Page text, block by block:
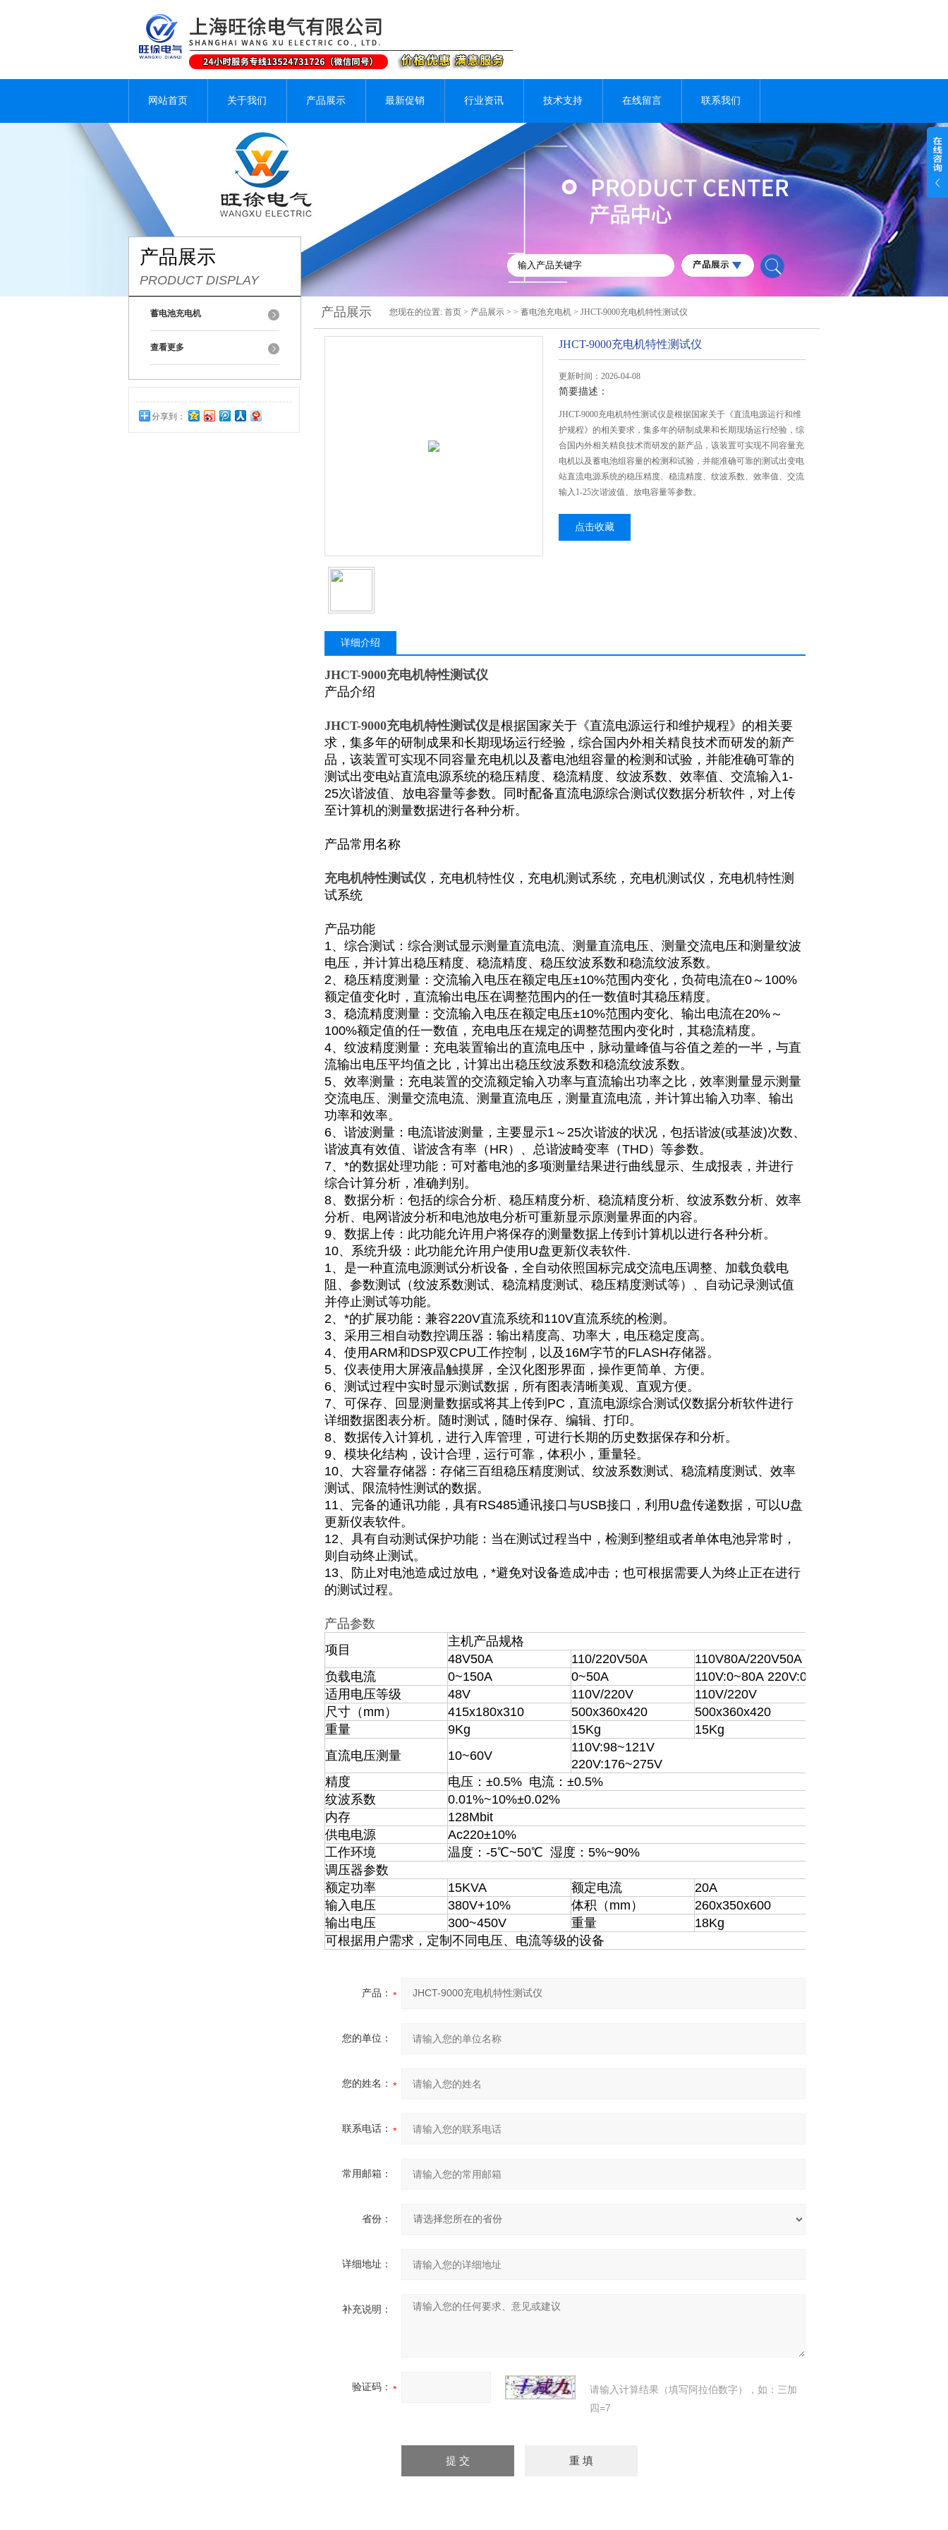
网站首页 关于我们 产品展示 最新促销 行业资讯 技术支持 在线留言 联系我们
产品展示
PRODUCT DISPLAY
蓄电池充电机
查看更多
分享到：
产品展示 您现在的位置: 首页 > 产品展示 > > 蓄电池充电机 > JHCT-9000充电机特性测试仪
JHCT-9000充电机特性测试仪
更新时间：2026-04-08
简要描述：
JHCT-9000充电机特性测试仪是根据国家关于《直流电源运行和维
护规程》的相关要求，集多年的研制成果和长期现场运行经验，综
合国内外相关精良技术而研发的新产品，该装置可实现不同容量充
电机以及蓄电池组容量的检测和试验，并能准确可靠的测试出变电
站直流电源系统的稳压精度、稳流精度、纹波系数、效率值、交流
输入1-25次谐波值、放电容量等参数。
点击收藏
详细介绍
JHCT-9000充电机特性测试仪
产品介绍
JHCT-9000充电机特性测试仪是根据国家关于《直流电源运行和维护规程》的相关要
求，集多年的研制成果和长期现场运行经验，综合国内外相关精良技术而研发的新产
品，该装置可实现不同容量充电机以及蓄电池组容量的检测和试验，并能准确可靠的
测试出变电站直流电源系统的稳压精度、稳流精度、纹波系数、效率值、交流输入1-
25次谐波值、放电容量等参数。同时配备直流电源综合测试仪数据分析软件，对上传
至计算机的测量数据进行各种分析。
产品常用名称
充电机特性测试仪 ，充电机特性仪，充电机测试系统，充电机测试仪，充电机特性测
试系统
产品功能
1、综合测试：综合测试显示测量直流电流、测量直流电压、测量交流电压和测量纹波
电压，并计算出稳压精度、稳流精度、稳压纹波系数和稳流纹波系数。
2、稳压精度测量：交流输入电压在额定电压±10%范围内变化，负荷电流在0～100%
额定值变化时，直流输出电压在调整范围内的任一数值时其稳压精度。
3、稳流精度测量：交流输入电压在额定电压±10%范围内变化、输出电流在20%～
100%额定值的任一数值，充电电压在规定的调整范围内变化时，其稳流精度。
4、纹波精度测量：充电装置输出的直流电压中，脉动量峰值与谷值之差的一半，与直
流输出电压平均值之比，计算出出稳压纹波系数和稳流纹波系数。
5、效率测量：充电装置的交流额定输入功率与直流输出功率之比，效率测量显示测量
交流电压、测量交流电流、测量直流电压，测量直流电流，并计算出输入功率、输出
功率和效率。
6、谐波测量：电流谐波测量，主要显示1～25次谐波的状况，包括谐波(或基波)次数、
谐波真有效值、谐波含有率（HR）、总谐波畸变率（THD）等参数。
7、*的数据处理功能：可对蓄电池的多项测量结果进行曲线显示、生成报表，并进行
综合计算分析，准确判别。
8、数据分析：包括的综合分析、稳压精度分析、稳流精度分析、纹波系数分析、效率
分析、电网谐波分析和电池放电分析可重新显示原测量界面的内容。
9、数据上传：此功能允许用户将保存的测量数据上传到计算机以进行各种分析。
10、系统升级：此功能允许用户使用U盘更新仪表软件.
1、是一种直流电源测试分析设备，全自动依照国标完成交流电压调整、加载负载电
阻、参数测试（纹波系数测试、稳流精度测试、稳压精度测试等）、自动记录测试值
并停止测试等功能。
2、*的扩展功能：兼容220V直流系统和110V直流系统的检测。
3、采用三相自动数控调压器：输出精度高、功率大，电压稳定度高。
4、使用ARM和DSP双CPU工作控制，以及16M字节的FLASH存储器。
5、仪表使用大屏液晶触摸屏，全汉化图形界面，操作更简单、方便。
6、测试过程中实时显示测试数据，所有图表清晰美观、直观方便。
7、可保存、回显测量数据或将其上传到PC，直流电源综合测试仪数据分析软件进行
详细数据图表分析。随时测试，随时保存、编辑、打印。
8、数据传入计算机，进行入库管理，可进行长期的历史数据保存和分析。
9、模块化结构，设计合理，运行可靠，体积小，重量轻。
10、大容量存储器：存储三百组稳压精度测试、纹波系数测试、稳流精度测试、效率
测试、限流特性测试的数据。
11、完备的通讯功能，具有RS485通讯接口与USB接口，利用U盘传递数据，可以U盘
更新仪表软件。
12、具有自动测试保护功能：当在测试过程当中，检测到整组或者单体电池异常时，
则自动终止测试。
13、防止对电池造成过放电，*避免对设备造成冲击；也可根据需要人为终止正在进行
的测试过程。
产品参数
项目
主机产品规格
48V50A
110/220V50A
110V80A/220V50A
负载电流
0~150A 0~50A
110V:0~80A 220V:0~50A
适用电压等级
48V 110V/220V
110V/220V
尺寸（mm）
415x180x310 500x360x420
500x360x420
重量
9Kg 15Kg
15Kg
直流电压测量
10~60V
110V:98~121V
220V:176~275V
精度
电压：±0.5% 电流：±0.5%
纹波系数
0.01%~10%±0.02%
内存
128Mbit
供电电源
Ac220±10%
工作环境
温度：-5℃~50℃ 湿度：5%~90%
调压器参数
额定功率
15KVA 额定电流
20A
输入电压
380V+10% 体积（mm）
260x350x600
输出电压
300~450V 重量
18Kg
可根据用户需求，定制不同电压、电流等级的设备
产品：
您的单位：
您的姓名：
联系电话：
常用邮箱：
省份：
详细地址：
补充说明：
验证码：
请输入计算结果（填写阿拉伯数字），如：三加
四=7